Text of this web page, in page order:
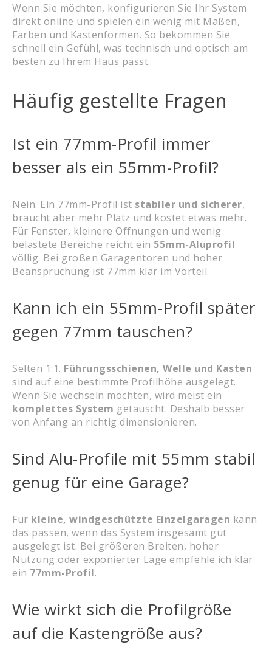
Wenn Sie möchten, konfigurieren Sie Ihr System
direkt online und spielen ein wenig mit Maßen,
Farben und Kastenformen. So bekommen Sie
schnell ein Gefühl, was technisch und optisch am
besten zu Ihrem Haus passt.
Häufig gestellte Fragen
Ist ein 77mm-Profil immer
besser als ein 55mm-Profil?
Nein. Ein 77mm-Profil ist stabiler und sicherer,
braucht aber mehr Platz und kostet etwas mehr.
Für Fenster, kleinere Öffnungen und wenig
belastete Bereiche reicht ein 55mm-Aluprofil
völlig. Bei großen Garagentoren und hoher
Beanspruchung ist 77mm klar im Vorteil.
Kann ich ein 55mm-Profil später
gegen 77mm tauschen?
Selten 1:1. Führungsschienen, Welle und Kasten
sind auf eine bestimmte Profilhöhe ausgelegt.
Wenn Sie wechseln möchten, wird meist ein
komplettes System getauscht. Deshalb besser
von Anfang an richtig dimensionieren.
Sind Alu-Profile mit 55mm stabil
genug für eine Garage?
Für kleine, windgeschützte Einzelgaragen kann
das passen, wenn das System insgesamt gut
ausgelegt ist. Bei größeren Breiten, hoher
Nutzung oder exponierter Lage empfehle ich klar
ein 77mm-Profil.
Wie wirkt sich die Profilgröße
auf die Kastengröße aus?